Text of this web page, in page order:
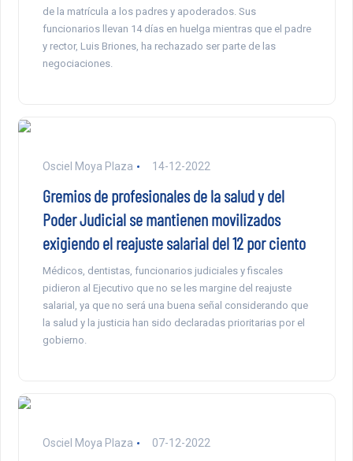
de la matrícula a los padres y apoderados. Sus
funcionarios llevan 14 días en huelga mientras que el padre
y rector, Luis Briones, ha rechazado ser parte de las
negociaciones.
Osciel Moya Plaza 14-12-2022
Gremios de profesionales de la salud y del
Poder Judicial se mantienen movilizados
exigiendo el reajuste salarial del 12 por ciento
Médicos, dentistas, funcionarios judiciales y fiscales
pidieron al Ejecutivo que no se les margine del reajuste
salarial, ya que no será una buena señal considerando que
la salud y la justicia han sido declaradas prioritarias por el
gobierno.
Osciel Moya Plaza 07-12-2022